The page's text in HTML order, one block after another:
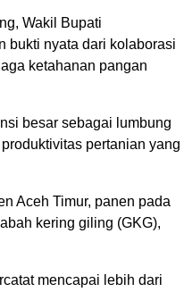
Wakil Bupati
bukti nyata dari kolaborasi
ketahanan pangan
besar sebagai lumbung
pertanian yang
Aceh Timur, panen pada
kering giling (GKG),
mencapai lebih dari